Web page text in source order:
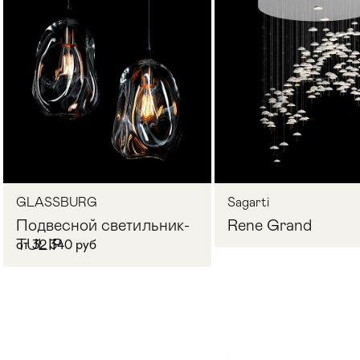
Стулья
GLASSBURG
Подвесной светильник­
TULIP
от 32 340 руб
Sagarti
Rene Grand